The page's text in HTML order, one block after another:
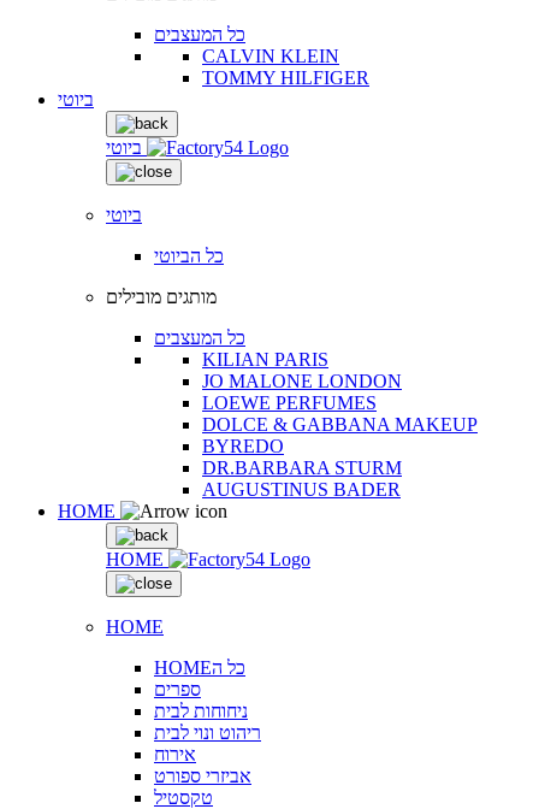
כל המעצבים
CALVIN KLEIN
TOMMY HILFIGER
ביוטי
ביוטי
ביוטי
כל הביוטי
מותגים מובילים
כל המעצבים
KILIAN PARIS
JO MALONE LONDON
LOEWE PERFUMES
DOLCE & GABBANA MAKEUP
BYREDO
DR.BARBARA STURM
AUGUSTINUS BADER
HOME
HOME
HOME
HOMEכל ה
ספרים
ניחוחות לבית
ריהוט ונוי לבית
אירוח
אביזרי ספורט
טקסטיל